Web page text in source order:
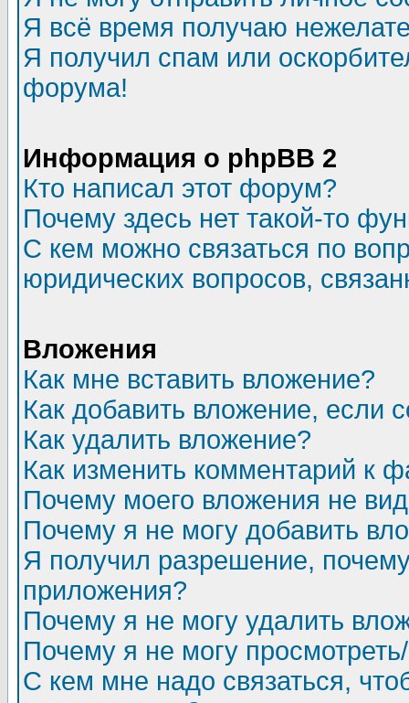
Я всё время получаю
Я получил спам или
форума!
Информация о phpBB 2
Кто написал этот форум?
Почему здесь нет такой-то
С кем можно связаться по
юридических вопросов,
Вложения
Как мне вставить вложение?
Как добавить вложение, если
Как удалить вложение?
Как изменить комментарий к
Почему моего вложения не
Почему я не могу добавить
Я получил разрешение,
приложения?
Почему я не могу удалить
Почему я не могу
С кем мне надо связаться,